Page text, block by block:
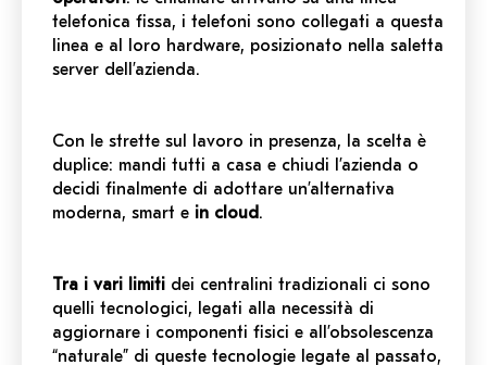
telefonica fissa, i telefoni sono collegati a questa
linea e al loro hardware, posizionato nella saletta
server dell’azienda.
Con le strette sul lavoro in presenza, la scelta è
duplice: mandi tutti a casa e chiudi l’azienda o
decidi finalmente di adottare un’alternativa
moderna, smart e in cloud.
Tra i vari limiti dei centralini tradizionali ci sono
quelli tecnologici, legati alla necessità di
aggiornare i componenti fisici e all’obsolescenza
“naturale” di queste tecnologie legate al passato,